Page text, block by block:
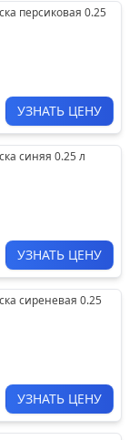
персиковая 0.25
УЗНАТЬ ЦЕНУ
синяя 0.25 л
УЗНАТЬ ЦЕНУ
сиреневая 0.25
УЗНАТЬ ЦЕНУ